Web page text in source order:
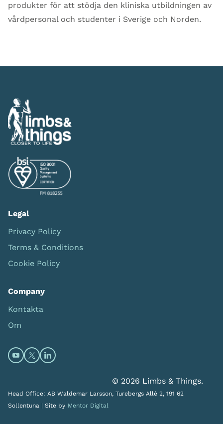
produkter för att stödja den kliniska utbildningen av
vårdpersonal och studenter i Sverige och Norden.
Legal
Privacy Policy
Terms & Conditions
Cookie Policy
Company
Kontakta
Om
Open https://www.youtube.com/channel/
Open https://twitter.com/limbsandthings1
Open https://www.linkedin.com/company/
© 2026 Limbs & Things.
Head Office: AB Waldemar Larsson, Turebergs Allé 2, 191 62
Sollentuna | Site by Mentor Digital